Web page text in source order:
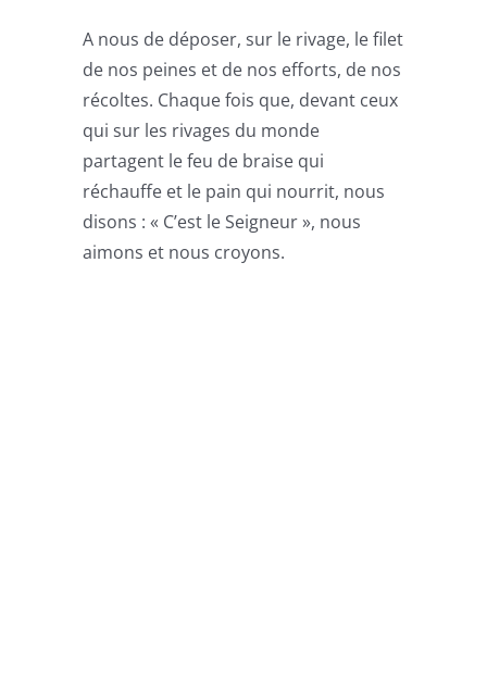
A nous de déposer, sur le rivage, le filet
de nos peines et de nos efforts, de nos
récoltes. Chaque fois que, devant ceux
qui sur les rivages du monde
partagent le feu de braise qui
réchauffe et le pain qui nourrit, nous
disons : « C’est le Seigneur », nous
aimons et nous croyons.